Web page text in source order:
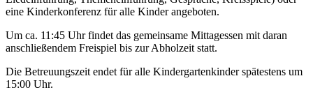
eine Kinderkonferenz für alle Kinder angeboten.
Um ca. 11:45 Uhr findet das gemeinsame Mittagessen mit daran
anschließendem Freispiel bis zur Abholzeit statt.
Die Betreuungszeit endet für alle Kindergartenkinder spätestens um
15:00 Uhr.